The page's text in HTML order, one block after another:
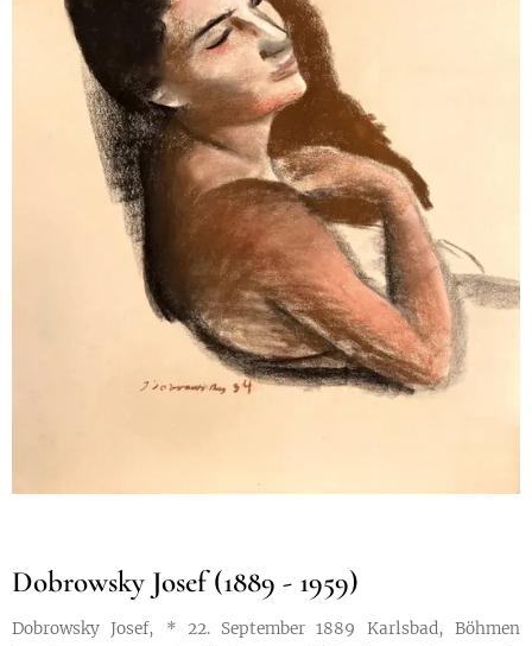
Dobrowsky Josef (1889 - 1959)
Dobrowsky Josef, * 22. September 1889 Karlsbad, Böhmen